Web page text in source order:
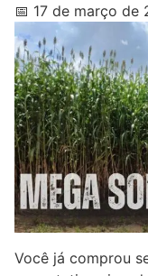
📅 17 de março de
Você já comprou